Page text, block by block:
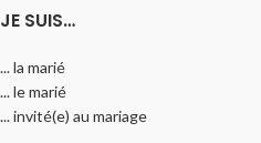
JE SUIS…
... la marié
... le marié
... invité(e) au mariage